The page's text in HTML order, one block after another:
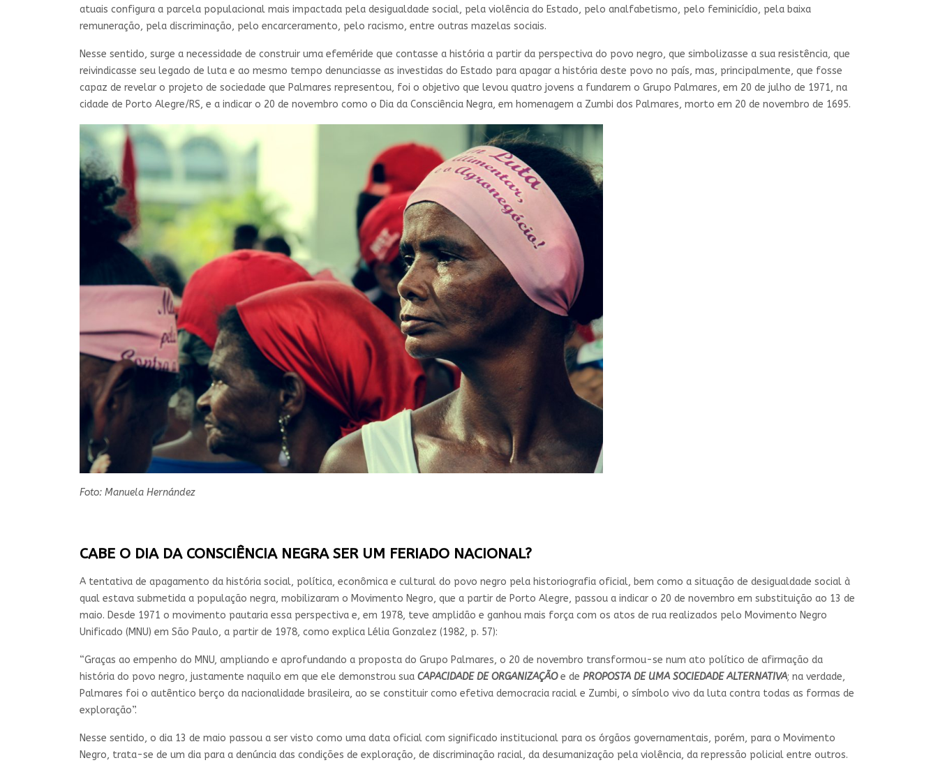
atuais configura a parcela populacional mais impactada pela desigualdade social, pela violência do Estado, pelo analfabetismo, pelo feminicídio, pela baixa
remuneração, pela discriminação, pelo encarceramento, pelo racismo, entre outras mazelas sociais.
Nesse sentido, surge a necessidade de construir uma efeméride que contasse a história a partir da perspectiva do povo negro, que simbolizasse a sua resistência, que
reivindicasse seu legado de luta e ao mesmo tempo denunciasse as investidas do Estado para apagar a história deste povo no país, mas, principalmente, que fosse
capaz de revelar o projeto de sociedade que Palmares representou, foi o objetivo que levou quatro jovens a fundarem o Grupo Palmares, em 20 de julho de 1971, na
cidade de Porto Alegre/RS, e a indicar o 20 de novembro como o Dia da Consciência Negra, em homenagem a Zumbi dos Palmares, morto em 20 de novembro de 1695.
Foto: Manuela Hernández
CABE O DIA DA CONSCIÊNCIA NEGRA SER UM FERIADO NACIONAL?
A tentativa de apagamento da história social, política, econômica e cultural do povo negro pela historiografia oficial, bem como a situação de desigualdade social à
qual estava submetida a população negra, mobilizaram o Movimento Negro, que a partir de Porto Alegre, passou a indicar o 20 de novembro em substituição ao 13 de
maio. Desde 1971 o movimento pautaria essa perspectiva e, em 1978, teve amplidão e ganhou mais força com os atos de rua realizados pelo Movimento Negro
Unificado (MNU) em São Paulo, a partir de 1978, como explica Lélia Gonzalez (1982, p. 57):
“Graças ao empenho do MNU, ampliando e aprofundando a proposta do Grupo Palmares, o 20 de novembro transformou-se num ato político de afirmação da
história do povo negro, justamente naquilo em que ele demonstrou sua CAPACIDADE DE ORGANIZAÇÃOe de PROPOSTA DE UMA SOCIEDADE ALTERNATIVA; na verdade,
Palmares foi o autêntico berço da nacionalidade brasileira, ao se constituir como efetiva democracia racial e Zumbi, o símbolo vivo da luta contra todas as formas de
exploração”.
Nesse sentido, o dia 13 de maio passou a ser visto como uma data oficial com significado institucional para os órgãos governamentais, porém, para o Movimento
Negro, trata-se de um dia para a denúncia das condições de exploração, de discriminação racial, da desumanização pela violência, da repressão policial entre outros.